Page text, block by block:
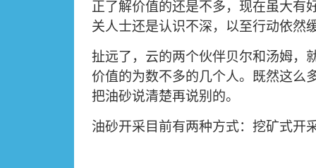
正了解价值的还是不多，现在虽大有
关人士还是认识不深，以至行动依然
扯远了，云的两个伙伴贝尔和汤姆，
价值的为数不多的几个人。既然这么
把油砂说清楚再说别的。
油砂开采目前有两种方式：挖矿式开